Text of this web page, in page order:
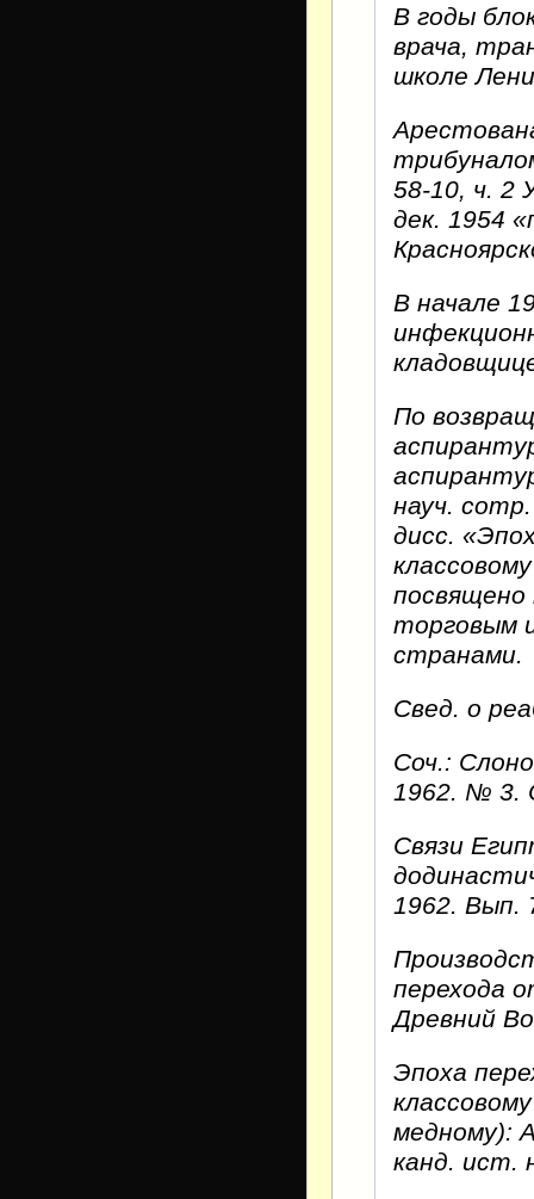
В годы
врача,
школе
58-10, ч. 2
дек. 1954
В начале
По
науч.
дисс.
посвящено
торговым
странами.
Свед. о
Соч.:
1962. № 3.
Связи
1962. Вып.
перехода
Древний
Эпоха
медному):
канд. ист.